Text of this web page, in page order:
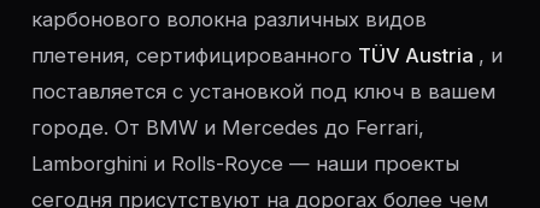
карбонового волокна различных видов
плетения, сертифицированного TÜV Austria , и
поставляется с установкой под ключ в вашем
городе. От BMW и Mercedes до Ferrari,
Lamborghini и Rolls-Royce — наши проекты
сегодня присутствуют на дорогах более чем